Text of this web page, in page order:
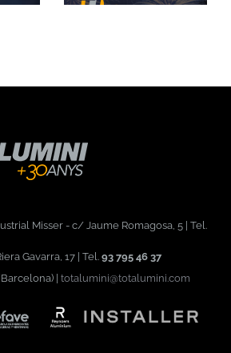
Misser - c/ Jaume Romagosa, 5 | Tel.
Gavarra, 17 | Tel.93 795 46 37
| totalumini@totalumini.com